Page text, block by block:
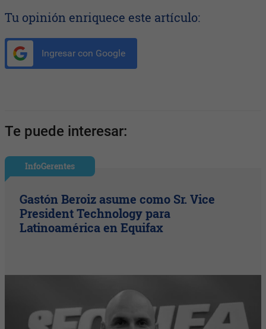
Tu opinión enriquece este artículo:
Ingresar con Google
Te puede interesar:
InfoGerentes
Gastón Beroiz asume como Sr. Vice
President Technology para
Latinoamérica en Equifax